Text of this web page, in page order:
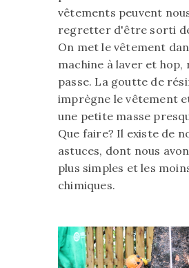
vêtements peuvent
regretter d'être sorti
On met le vêtement
machine à laver et hop,
passe. La goutte de
imprègne le vêtement
une petite masse
Que faire? Il existe de
astuces, dont nous
plus simples et les
chimiques.